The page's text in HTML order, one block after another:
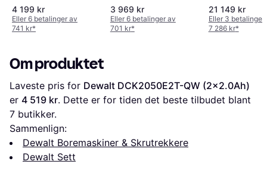
4 199 kr
Eller 6 betalinger av
741 kr*
3 969 kr
Eller 6 betalinger av
701 kr*
21 149 kr
Eller 3 betalinger
7 286 kr*
Om produktet
Laveste pris for Dewalt DCK2050E2T-QW (2x2.0Ah)
er 4 519 kr
7 butikker.
Sammenlign:
Dewalt Boremaskiner & Skrutrekkere
Dewalt Sett